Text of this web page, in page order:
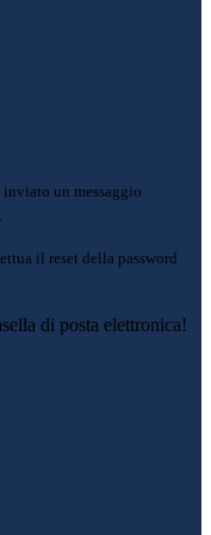
inviato un messaggio
il reset della password
di posta elettronica!